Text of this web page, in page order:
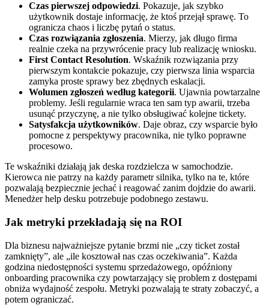
Czas pierwszej odpowiedzi. Pokazuje, jak szybko
użytkownik dostaje informację, że ktoś przejął sprawę. To
ogranicza chaos i liczbę pytań o status.
Czas rozwiązania zgłoszenia. Mierzy, jak długo firma
realnie czeka na przywrócenie pracy lub realizację wniosku.
First Contact Resolution. Wskaźnik rozwiązania przy
pierwszym kontakcie pokazuje, czy pierwsza linia wsparcia
zamyka proste sprawy bez zbędnych eskalacji.
Wolumen zgłoszeń według kategorii. Ujawnia powtarzalne
problemy. Jeśli regularnie wraca ten sam typ awarii, trzeba
usunąć przyczynę, a nie tylko obsługiwać kolejne tickety.
Satysfakcja użytkowników. Daje obraz, czy wsparcie było
pomocne z perspektywy pracownika, nie tylko poprawne
procesowo.
Te wskaźniki działają jak deska rozdzielcza w samochodzie.
Kierowca nie patrzy na każdy parametr silnika, tylko na te, które
pozwalają bezpiecznie jechać i reagować zanim dojdzie do awarii.
Menedżer help desku potrzebuje podobnego zestawu.
Jak metryki przekładają się na ROI
Dla biznesu najważniejsze pytanie brzmi nie „czy ticket został
zamknięty”, ale „ile kosztował nas czas oczekiwania”. Każda
godzina niedostępności systemu sprzedażowego, opóźniony
onboarding pracownika czy powtarzający się problem z dostępami
obniża wydajność zespołu. Metryki pozwalają te straty zobaczyć, a
potem ograniczać.